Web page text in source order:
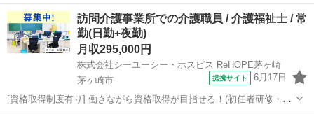
務者研修・介護福祉士)/定年65歳以上 【施設名】 株式会社シーユーシ
ー・ホスピス ReHOPE茅ヶ崎 【勤務地】 神奈川県 茅ヶ崎市 【アクセ
ス】 ...
神奈川 茅ヶ崎市 介護福祉士
訪問介護事業所での介護職員 / 介護福祉士 / 常
勤(日勤+夜勤)
月収295,000円
株式会社シーユーシー・ホスピス ReHOPE茅ヶ崎
茅ヶ崎市
提携サイト 6月17日
[資格取得制度有り] 働きながら資格取得が目指せる！(初任者研修・実